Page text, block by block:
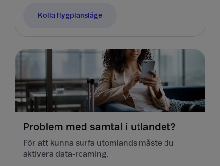
Kolla flygplansläge
Problem med samtal i utlandet?
För att kunna surfa utomlands måste du
aktivera data-roaming.